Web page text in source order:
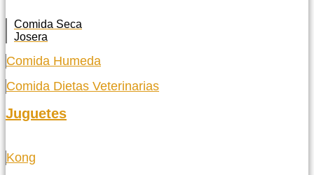
Comida Seca
Josera
Comida Humeda
Comida Dietas Veterinarias
Juguetes
Kong